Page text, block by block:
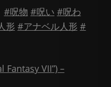
#呪物 #呪い #呪わ
形 #アナベル人形 #
VII”) –